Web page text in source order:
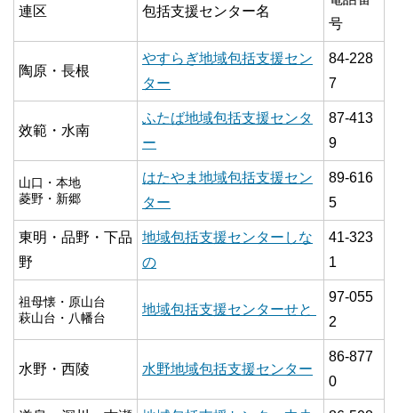
連区 包括支援センター名
号
陶原・長根
やすらぎ地域包括支援セン
ター
84-228
7
效範・水南
ふたば地域包括支援センタ
ー
87-413
9
山口・本地
菱野・新郷
はたやま地域包括支援セン
ター
89-616
5
東明・品野・下品
野
地域包括支援センターしな
の
41-323
1
祖母懐・原山台
萩山台・八幡台
地域包括支援センターせと
97-055
2
水野・西陵 水野地域包括支援センター
86-877
0